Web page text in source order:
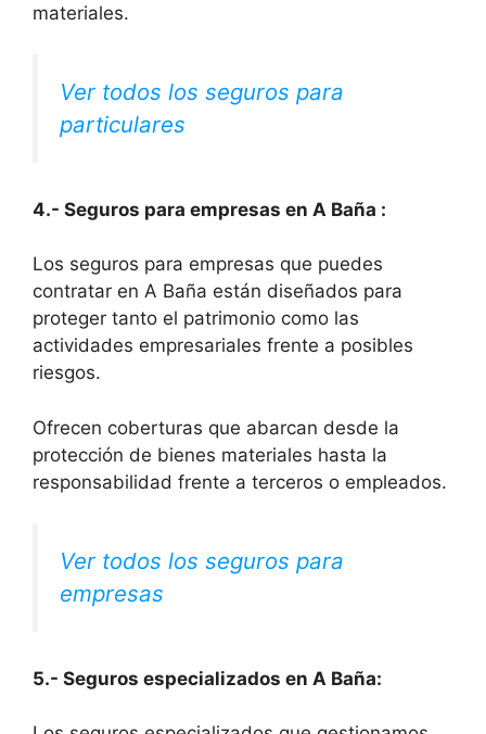
materiales.
Ver todos los seguros para
particulares
4.- Seguros para empresas en A Baña :
Los seguros para empresas que puedes
contratar en A Baña están diseñados para
proteger tanto el patrimonio como las
actividades empresariales frente a posibles
riesgos.
Ofrecen coberturas que abarcan desde la
protección de bienes materiales hasta la
responsabilidad frente a terceros o empleados.
Ver todos los seguros para
empresas
5.- Seguros especializados en A Baña: